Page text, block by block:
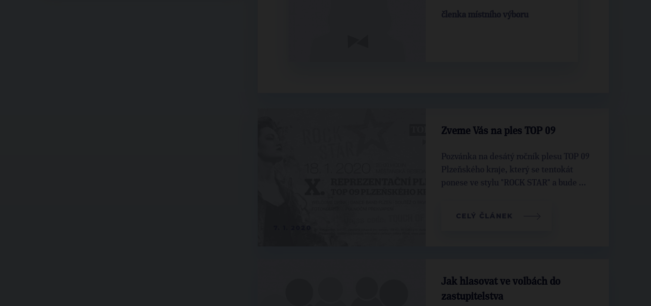
členka místního výboru
Zveme Vás na ples TOP 09
Pozvánka na desátý ročník plesu TOP 09
Plzeňského kraje, který se tentokát
ponese ve stylu "ROCK STAR" a bude ...
CELÝ ČLÁNEK
Jak hlasovat ve volbách do
zastupitelstva